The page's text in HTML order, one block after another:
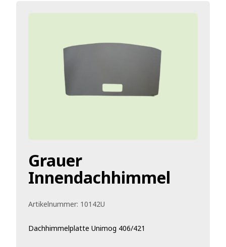
Grauer
Innendachhimmel
Artikelnummer: 10142U
Dachhimmelplatte Unimog 406/421